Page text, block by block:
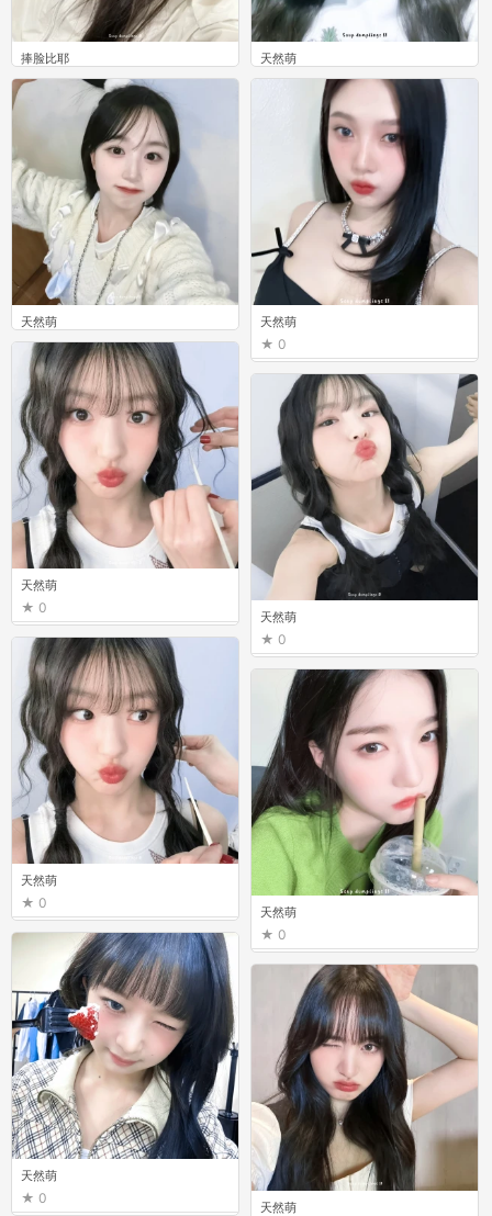
天然萌
0
天然萌
0
天然萌
0
天然萌
0
天然萌
0
天然萌
天然萌
0
天然萌
0
天然萌
0
捧脸比耶
0